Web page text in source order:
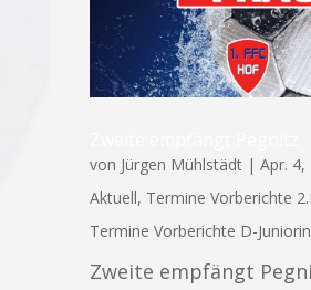
von Jürgen Mühlstädt| Apr. 4,
Aktuell, Termine Vorberichte
Termine Vorberichte D-
Zweite empfängt